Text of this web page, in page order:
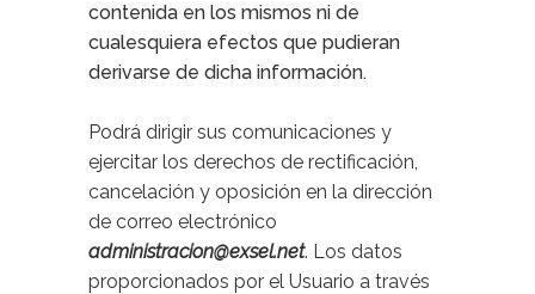
contenida en los mismos ni de
cualesquiera efectos que pudieran
derivarse de dicha información.
Podrá dirigir sus comunicaciones y
ejercitar los derechos de rectificación,
cancelación y oposición en la dirección
de correo electrónico
administracion@exsel.net. Los datos
proporcionados por el Usuario a través